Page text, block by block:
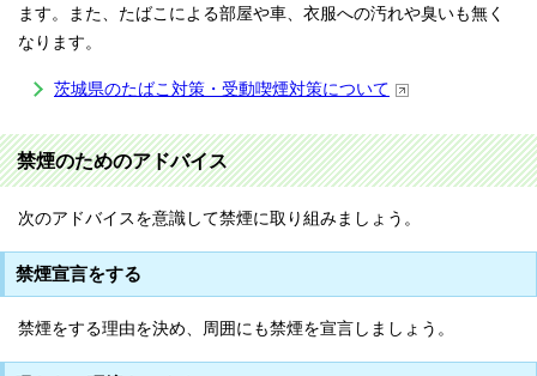
ます。また、たばこによる部屋や車、衣服への汚れや臭いも無く
なります。
茨城県のたばこ対策・受動喫煙対策について
禁煙のためのアドバイス
次のアドバイスを意識して禁煙に取り組みましょう。
禁煙宣言をする
禁煙をする理由を決め、周囲にも禁煙を宣言しましょう。